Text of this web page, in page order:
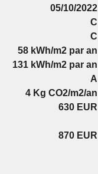
05/10/2022
C
C
58 kWh/m2 par an
131 kWh/m2 par an
A
4 Kg CO2/m2/an
630 EUR
870 EUR